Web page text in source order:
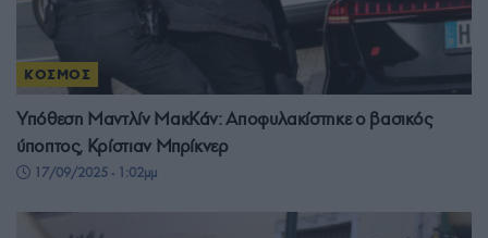
ΚΟΣΜΟΣ
Υπόθεση Μαντλίν ΜακΚάν: Αποφυλακίστηκε ο βασικός
ύποπτος, Κρίστιαν Μπρίκνερ
17/09/2025 - 1:02μμ